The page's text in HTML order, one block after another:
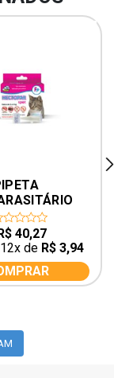
MON
SPOT
DE 1KG A
4KG
40,27
de R$ 3,94